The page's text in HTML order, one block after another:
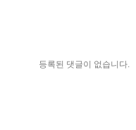
등록된 댓글이 없습니다.